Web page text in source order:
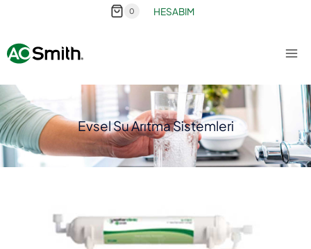
0 HESABIM
Evsel Su Arıtma Sistemleri